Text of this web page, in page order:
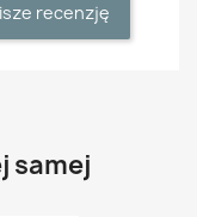
recenzję
samej